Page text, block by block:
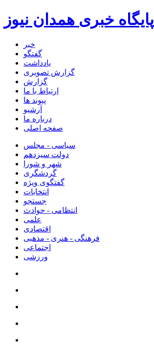
پایگاه خبری همدان نیوز
خبر
گفتگو
یادداشت
گزارش تصویری
گزارش
ارتباط با ما
پیوند ها
آرشیو
درباره ما
صفحه اصلی
سیاسی - مجلس
دولت سیزدهم
شهر و شورا
گردشگری
گفتگوی ویژه
انتخابات
جستجو
انتظامی - حوادث
علمی
اقتصادی
فرهنگی - هنری - مذهبی
اجتماعی
ورزشی